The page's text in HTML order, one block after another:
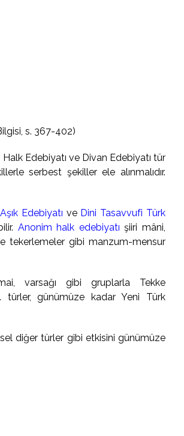
s. 367-402)
Edebiyatı ve Divan Edebiyatı tür
serbest şekiller ele alınmalıdır.
Aşık Edebiyatı ve Dini Tasavvufi Türk
Anonim halk edebiyatı şiiri mâni,
tekerlemeler gibi manzum-mensur
varsağı gibi gruplarla Tekke
türler, günümüze kadar Yeni Türk
diğer türler gibi etkisini günümüze